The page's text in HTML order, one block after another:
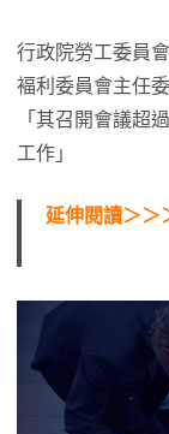
行政院勞工委員
褔利委員會主任
「其召開會議超
工作」
延伸閱讀＞＞